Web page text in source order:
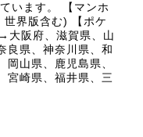
います。 【マンホ
世界版含む) 【ポケ
大阪府、滋賀県、山
良県、神奈川県、和
山県、鹿児島県、
宮崎県、福井県、三